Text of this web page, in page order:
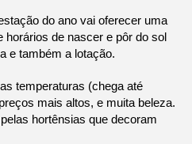
do ano vai oferecer uma
horários de nascer e pôr do sol
e também a lotação.
temperaturas (chega até
mais altos, e muita beleza.